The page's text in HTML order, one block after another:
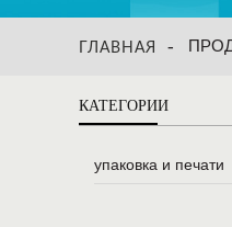
ГЛАВНАЯ
КАТЕГОРИИ
упаковка и печати